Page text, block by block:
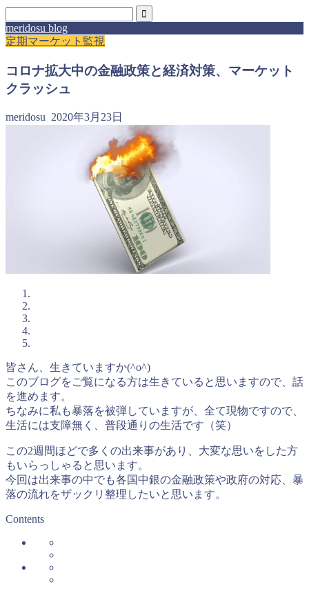
meridosu blog
定期マーケット監視
コロナ拡大中の金融政策と経済対策、マーケット
クラッシュ
meridosu 2020年3月23日
皆さん、生きていますか(^o^)
このブログをご覧になる方は生きていると思いますので、話
を進めます。
ちなみに私も暴落を被弾していますが、全て現物ですので、
生活には支障無く、普段通りの生活です（笑）
この2週間ほどで多くの出来事があり、大変な思いをした方
もいらっしゃると思います。
今回は出来事の中でも各国中銀の金融政策や政府の対応、暴
落の流れをザックリ整理したいと思います。
Contents